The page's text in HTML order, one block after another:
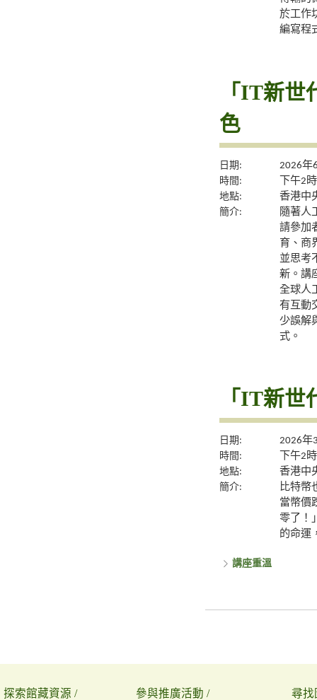
於工作
編寫程
「IT新
色
日期:
2026年
時間:
下午2
地點:
香港中
簡介:
隨著人
請參加
育、商
並思考
新。講
全球人
有互動
少誤解
式。
「IT新
日期:
2026年
時間:
下午2
地點:
香港中
簡介:
比特幣
當幣價
零了！
的命運
講座重溫
探索館藏資源 / 參與推廣活動 / 尋找